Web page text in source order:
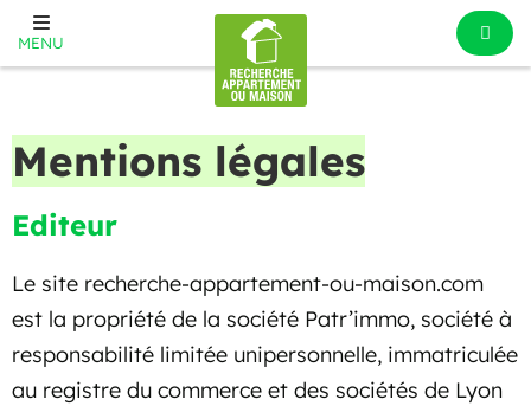
MENU
Mentions légales
Editeur
Le site recherche-appartement-ou-maison.com
est la propriété de la société Patr’immo, société à
responsabilité limitée unipersonnelle, immatriculée
au registre du commerce et des sociétés de Lyon